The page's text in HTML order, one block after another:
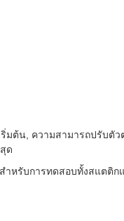
มต้น, ความสามารถปรับตั
ด
หรับการทดสอบทั้งสแตติก